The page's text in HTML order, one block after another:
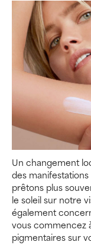
Un changement
des
prêtons plus
le soleil sur notre
également
vous commencez
pigmentaires sur